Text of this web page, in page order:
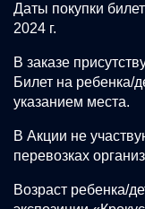
Даты покупки
2024 г.
В заказе
Билет на ребенка/
указанием места.
В Акции не
перевозках
Возраст ребенка/